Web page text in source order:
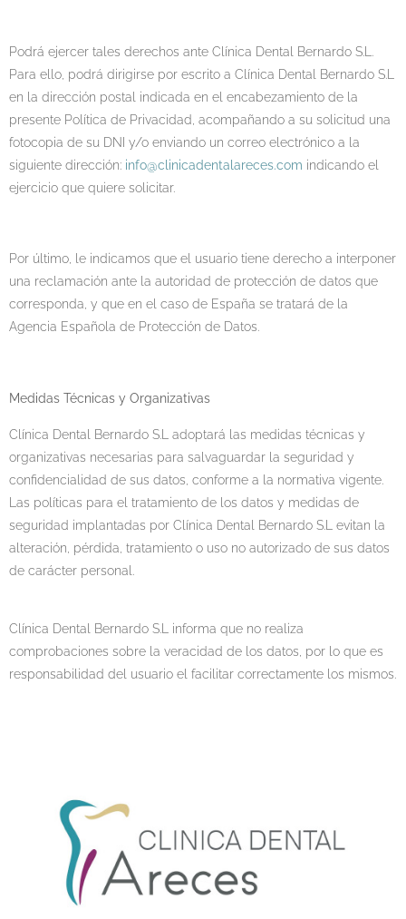
Podrá ejercer tales derechos ante Clínica Dental Bernardo S.L.
Para ello, podrá dirigirse por escrito a Clínica Dental Bernardo S.L
en la dirección postal indicada en el encabezamiento de la
presente Política de Privacidad, acompañando a su solicitud una
fotocopia de su DNI y/o enviando un correo electrónico a la
siguiente dirección: info@clinicadentalareces.com indicando el
ejercicio que quiere solicitar.
Por último, le indicamos que el usuario tiene derecho a interponer
una reclamación ante la autoridad de protección de datos que
corresponda, y que en el caso de España se tratará de la
Agencia Española de Protección de Datos.
Medidas Técnicas y Organizativas
Clínica Dental Bernardo S.L adoptará las medidas técnicas y
organizativas necesarias para salvaguardar la seguridad y
confidencialidad de sus datos, conforme a la normativa vigente.
Las políticas para el tratamiento de los datos y medidas de
seguridad implantadas por Clínica Dental Bernardo S.L evitan la
alteración, pérdida, tratamiento o uso no autorizado de sus datos
de carácter personal.
Clínica Dental Bernardo S.L informa que no realiza
comprobaciones sobre la veracidad de los datos, por lo que es
responsabilidad del usuario el facilitar correctamente los mismos.